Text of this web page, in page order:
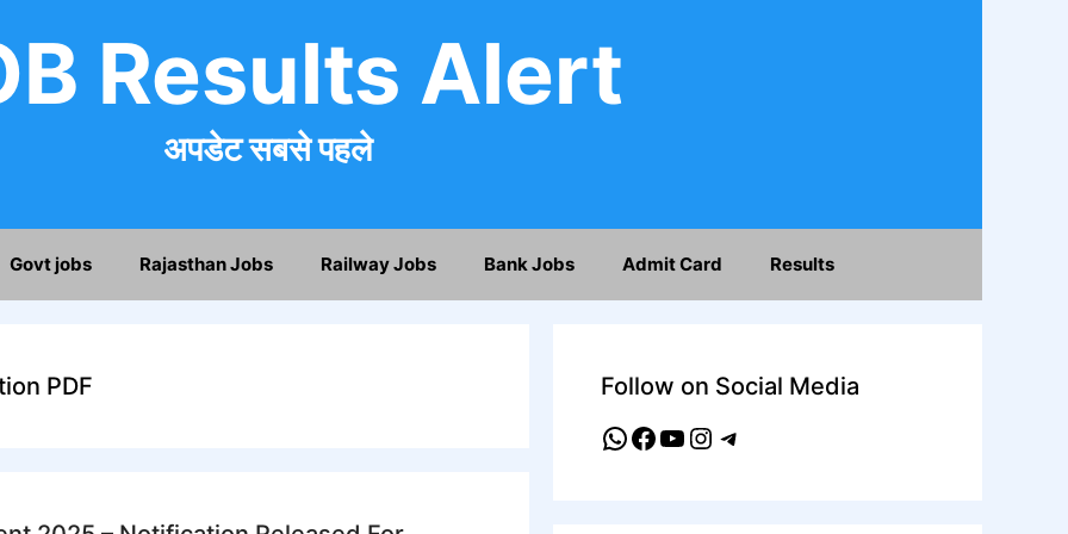
Results Alert
अपडेट सबसे पहले
Govt jobs Rajasthan Jobs Railway Jobs Bank Jobs Admit Card Results
PDF Follow on Social Media
WhatsApp
Facebook
YouTube
Instagram
Telegram